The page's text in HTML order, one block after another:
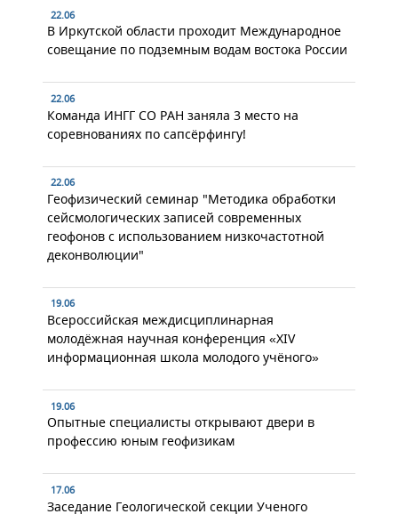
22.06
В Иркутской области проходит Международное
совещание по подземным водам востока России
22.06
Команда ИНГГ СО РАН заняла 3 место на
соревнованиях по сапсёрфингу!
22.06
Геофизический семинар "Методика обработки
сейсмологических записей современных
геофонов с использованием низкочастотной
деконволюции"
19.06
Всероссийская междисциплинарная
молодёжная научная конференция «XIV
информационная школа молодого учёного»
19.06
Опытные специалисты открывают двери в
профессию юным геофизикам
17.06
Заседание Геологической секции Ученого